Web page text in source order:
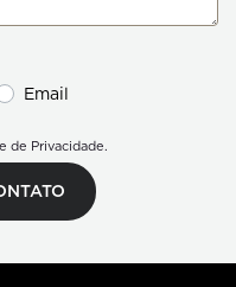
Email
de Privacidade.